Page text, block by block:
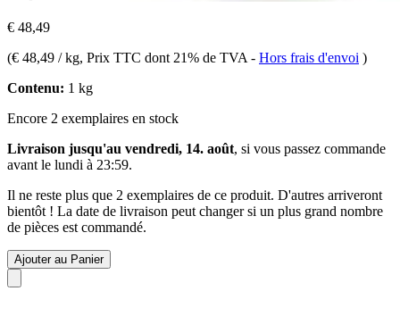
€ 48,49
(€ 48,49 / kg, Prix TTC dont 21% de TVA - Hors frais d'envoi )
Contenu: 1 kg
Encore 2 exemplaires en stock
Livraison jusqu'au vendredi, 14. août, si vous passez commande
avant le lundi à 23:59.
Il ne reste plus que 2 exemplaires de ce produit. D'autres arriveront
bientôt ! La date de livraison peut changer si un plus grand nombre
de pièces est commandé.
Ajouter au Panier